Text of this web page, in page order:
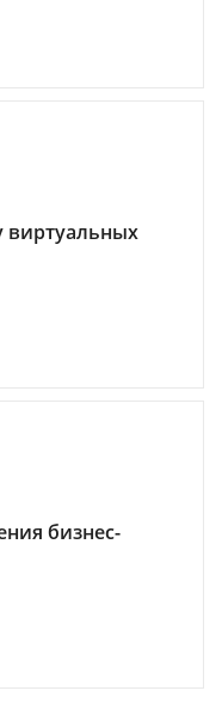
виртуальных
бизнес-